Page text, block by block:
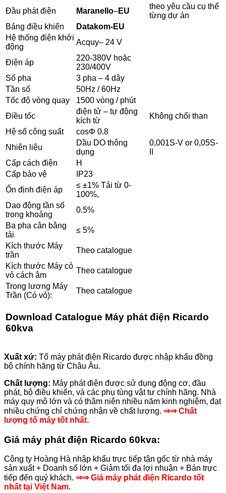
Đầu phát điện
Maranello–EU
theo yêu cầu cụ thể
từng dự án
Bảng điều khiển
Datakom-EU
Hệ thống điện khởi
động
Acquy– 24 V
Điện áp
220-380V hoặc
230/400V
Số pha
3 pha – 4 dây
Tần số
50Hz / 60Hz
Tốc độ vòng quay
1500 vòng / phút
Điều tốc
điện tử – tự động
kích từ
Không chổi than
Hệ số công suất
cosΦ 0.8
Nhiên liệu
Dầu DO thông
dụng
0,001S-V or 0,05S-
Cấp cách điện
H
Cấp bảo vệ
IP23
Ổn định điện áp
≤ ±1% Tải từ 0-
100%,
Dao động tần số
trong khoảng
0.5%
Ba pha cân bằng
tải
≤ 5%
Kích thước Máy
trần
Theo catalogue
Kích thước Máy có
vỏ cách âm
Theo catalogue
Trong lương Máy
Trần (Có vỏ):
Theo catalogue
Download Catalogue Máy phát điện Ricardo
60kva
Xuất xứ: Tổ máy phát điện Ricardo được nhập khẩu đồng
bộ chính hãng từ Châu Âu.
Chất lượng: Máy phát điện được sử dụng động cơ, đầu
phát, bộ điều khiển, và các phụ tùng vật tư chính hãng. Nhà
máy quy mô lớn và có thâm niên nhiều năm kinh nghiệm, đạt
nhiều chứng chỉ chứng nhận về chất lượng. ⇒⇒ Chất
lượng tổ máy tốt nhất.
Giá máy phát điện Ricardo 60kva:
Công ty Hoàng Hà nhập khẩu trực tiếp tận gốc từ nhà máy
sản xuất + Doanh số lớn + Giảm tối đa lợi nhuận + Bán trực
tiếp đến quý khách. ⇒⇒ Giá máy phát điện Ricardo tốt
nhất tại Việt Nam.